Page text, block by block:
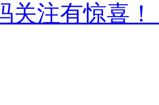
关注有惊喜！